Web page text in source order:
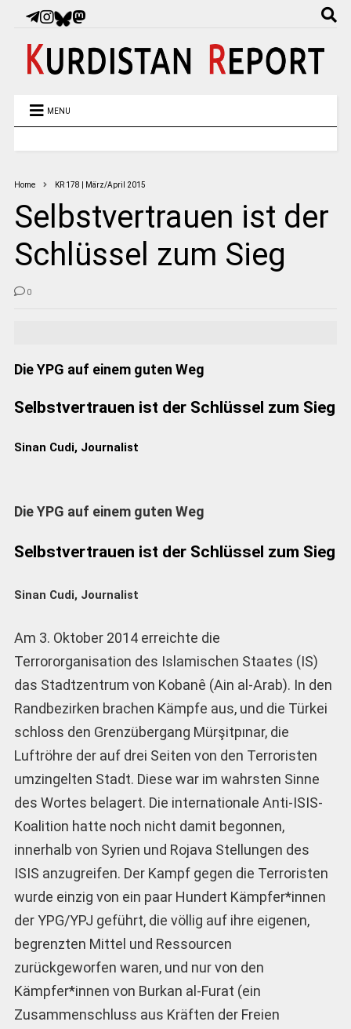
MENU
Home KR 178 | März/April 2015
Selbstvertrauen ist der
Schlüssel zum Sieg
0
Die YPG auf einem guten Weg
Selbstvertrauen ist der Schlüssel zum Sieg
Sinan Cudi, Journalist
Die YPG auf einem guten Weg
Selbstvertrauen ist der Schlüssel zum Sieg
Sinan Cudi, Journalist
Am 3. Oktober 2014 erreichte die
Terrororganisation des Islamischen Staates (IS)
das Stadtzentrum von Kobanê (Ain al-Arab). In den
Randbezirken brachen Kämpfe aus, und die Türkei
schloss den Grenzübergang Mürşitpınar, die
Luftröhre der auf drei Seiten von den Terroristen
umzingelten Stadt. Diese war im wahrsten Sinne
des Wortes belagert. Die internationale Anti-ISIS-
Koalition hatte noch nicht damit begonnen,
innerhalb von Syrien und Rojava Stellungen des
ISIS anzugreifen. Der Kampf gegen die Terroristen
wurde einzig von ein paar Hundert Kämpfer*innen
der YPG/YPJ geführt, die völlig auf ihre eigenen,
begrenzten Mittel und Ressourcen
zurückgeworfen waren, und nur von den
Kämpfer*innen von Burkan al-Furat (ein
Zusammenschluss aus Kräften der Freien